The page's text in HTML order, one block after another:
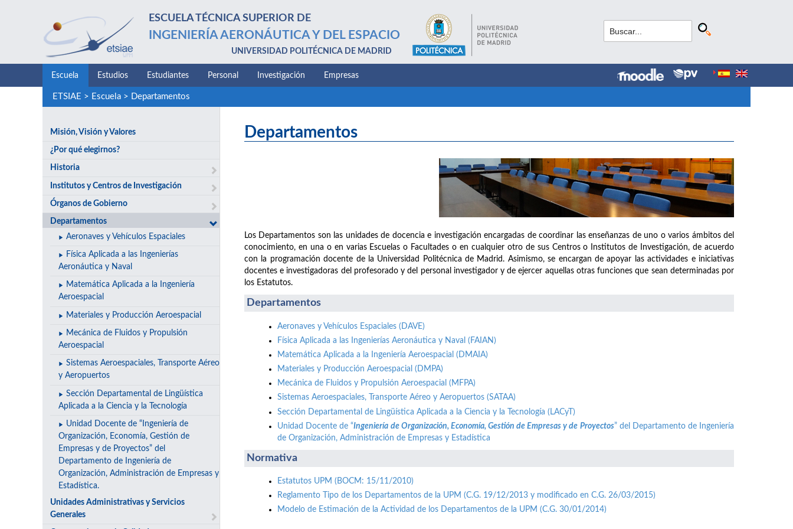
ESCUELA TÉCNICA SUPERIOR DE
INGENIERÍA AERONÁUTICA Y DEL ESPACIO
UNIVERSIDAD POLITÉCNICA DE MADRID
Escuela Estudios Estudiantes Personal Investigación Empresas
ETSIAE > Escuela> Departamentos
Misión, Visión y Valores
¿Por qué elegirnos?
Historia
Institutos y Centros de Investigación
Órganos de Gobierno
Departamentos
Aeronaves y Vehículos Espaciales
Física Aplicada a las Ingenierías
Aeronáutica y Naval
Matemática Aplicada a la Ingeniería
Aeroespacial
Materiales y Producción Aeroespacial
Mecánica de Fluidos y Propulsión
Aeroespacial
Sistemas Aeroespaciales, Transporte Aéreo
y Aeropuertos
Sección Departamental de Lingüística
Aplicada a la Ciencia y la Tecnología
Unidad Docente de “Ingeniería de
Organización, Economía, Gestión de
Empresas y de Proyectos” del
Departamento de Ingeniería de
Organización, Administración de Empresas y
Estadística.
Unidades Administrativas y Servicios
Generales
Departamentos
Los Departamentos son las unidades de docencia e investigación encargadas de coordinar las enseñanzas de uno o varios ámbitos del
conocimiento, en una o en varias Escuelas o Facultades o en cualquier otro de sus Centros o Institutos de Investigación, de acuerdo
con la programación docente de la Universidad Politécnica de Madrid. Asimismo, se encargan de apoyar las actividades e iniciativas
docentes e investigadoras del profesorado y del personal investigador y de ejercer aquellas otras funciones que sean determinadas por
los Estatutos.
Departamentos
Aeronaves y Vehículos Espaciales (DAVE)
Física Aplicada a las Ingenierías Aeronáutica y Naval (FAIAN)
Matemática Aplicada a la Ingeniería Aeroespacial (DMAIA)
Materiales y Producción Aeroespacial (DMPA)
Mecánica de Fluidos y Propulsión Aeroespacial (MFPA)
Sistemas Aeroespaciales, Transporte Aéreo y Aeropuertos (SATAA)
Sección Departamental de Lingüística Aplicada a la Ciencia y la Tecnología (LACyT)
Unidad Docente de “Ingeniería de Organización, Economía, Gestión de Empresas y de Proyectos” del Departamento de Ingeniería
de Organización, Administración de Empresas y Estadística
Normativa
Estatutos UPM (BOCM: 15/11/2010)
Reglamento Tipo de los Departamentos de la UPM (C.G. 19/12/2013 y modificado en C.G. 26/03/2015)
Modelo de Estimación de la Actividad de los Departamentos de la UPM (C.G. 30/01/2014)